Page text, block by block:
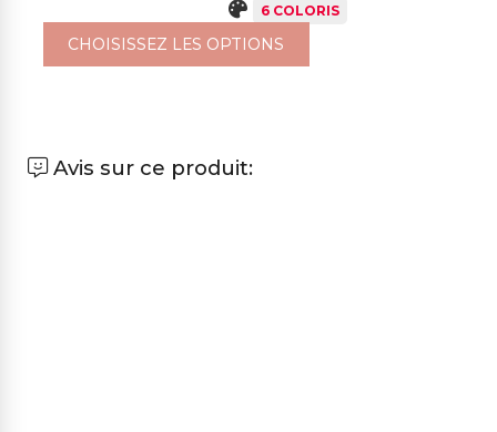
6 COLORIS
CHOISISSEZ LES OPTIONS
Avis sur ce produit: